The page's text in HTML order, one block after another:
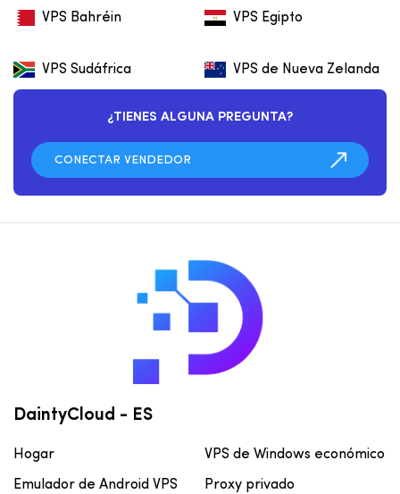
VPS Bahréin VPS Egipto
VPS Sudáfrica VPS de Nueva Zelanda
¿TIENES ALGUNA PREGUNTA?
DaintyCloud - ES
Hogar VPS de Windows económico
Emulador de Android VPS Proxy privado